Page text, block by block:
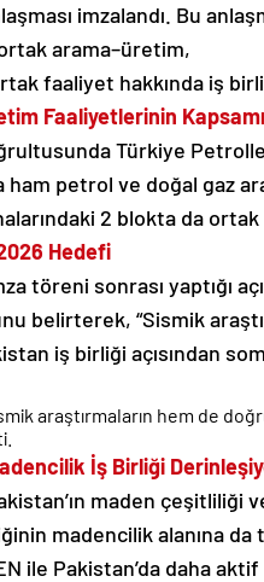
imzalandı. Bu
arama–üretim,
faaliyet hakkında iş
Faaliyetlerinin Kapsamı
Türkiye
ham petrol ve doğal gaz
2 blokta da
Hedefi
töreni sonrası yaptığı
belirterek, “Sismik
iş birliği açısından
araştırmaların hem de
İş Birliği
maden çeşitliliği
madencilik alanına da
ile Pakistan’da daha